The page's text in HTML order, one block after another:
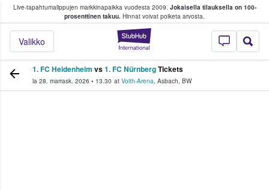
Live-tapahtumalippujen markkinapaikka vuodesta 2009. Jokaisella tilauksella on 100-
prosenttinen takuu. Hinnat voivat poiketa arvosta.
StubHub -
Valikko
fanit ostavat ja myyvät lippuja
1. FC Heidenheim vs1. FC NürnbergTickets
la 28. marrask. 2026 • 13.30 at Voith-Arena, Asbach, BW